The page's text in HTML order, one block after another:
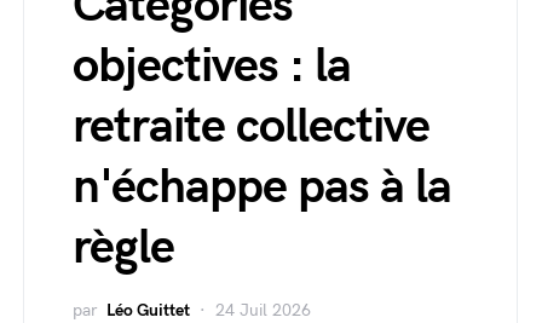
objectives : la
retraite collective
n'échappe pas à la
règle
par Léo Guittet 24 Juil 2026